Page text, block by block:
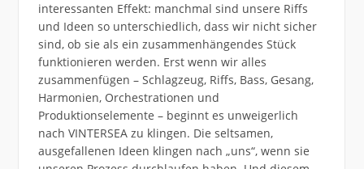
interessanten Effekt: manchmal sind unsere Riffs
und Ideen so unterschiedlich, dass wir nicht sicher
sind, ob sie als ein zusammenhängendes Stück
funktionieren werden. Erst wenn wir alles
zusammenfügen – Schlagzeug, Riffs, Bass, Gesang,
Harmonien, Orchestrationen und
Produktionselemente – beginnt es unweigerlich
nach VINTERSEA zu klingen. Die seltsamen,
ausgefallenen Ideen klingen nach „uns“, wenn sie